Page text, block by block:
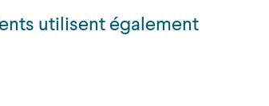
utilisent également